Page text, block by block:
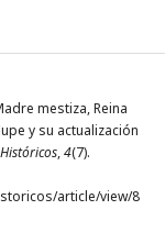
mestiza, Reina
y su actualización
,4(7).
article/view/8